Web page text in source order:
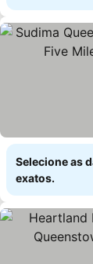
Selecione as
exatos.